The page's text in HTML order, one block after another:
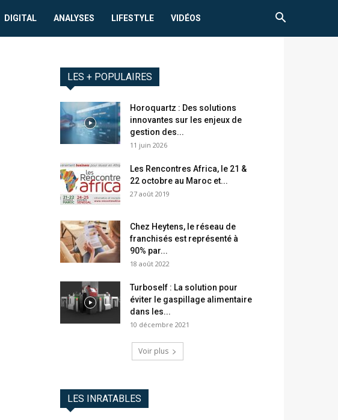
DIGITAL ANALYSES LIFESTYLE VIDÉOS
LES + POPULAIRES
Horoquartz : Des solutions
innovantes sur les enjeux de
gestion des...
11 juin 2026
Les Rencontres Africa, le 21 &
22 octobre au Maroc et...
27 août 2019
Chez Heytens, le réseau de
franchisés est représenté à
90% par...
18 août 2022
Turboself : La solution pour
éviter le gaspillage alimentaire
dans les...
10 décembre 2021
Voir plus
LES INRATABLES